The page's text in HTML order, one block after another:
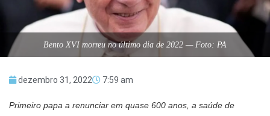
Bento XVI morreu no último dia de 2022 — Foto: PA
dezembro 31, 2022 7:59 am
Primeiro papa a renunciar em quase 600 anos, a saúde de